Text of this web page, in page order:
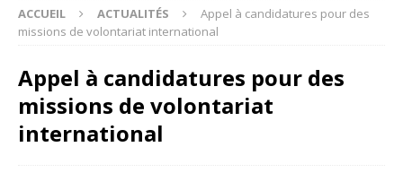
ACCUEIL ACTUALITÉS
Appel à candidatures pour des
missions de volontariat international
Appel à candidatures pour des
missions de volontariat
international